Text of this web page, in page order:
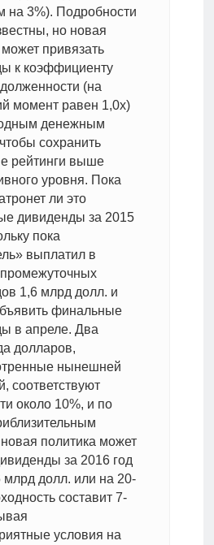
на 3%). Подробности
но новая
привязать
к коэффициенту
(на
момент равен 1,0x)
денежным
сохранить
рейтинги выше
уровня. Пока
ли это
дивиденды за 2015
пока
выплатил в
промежуточных
1,6 млрд долл. и
финальные
в апреле. Два
долларов,
нынешней
соответствуют
около 10%, и по
политика может
за 2016 год
млрд долл. или на 20-
составит 7-
условия на